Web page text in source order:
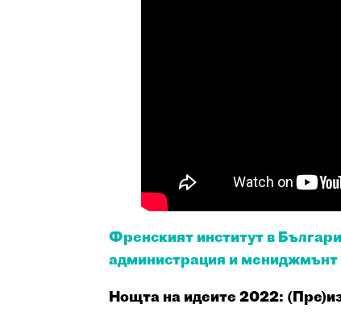
Френският институт в
администрация и
Нощта на идеите 2022: